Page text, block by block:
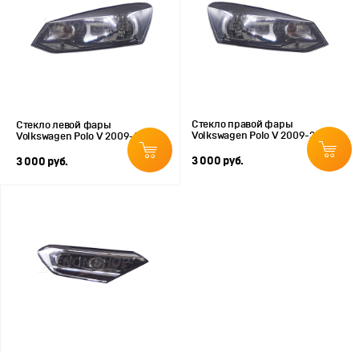
Стекло левой фары
Volkswagen Polo V 2009-2020
3 000 руб.
Стекло правой фары
Volkswagen Polo V 2009-2020
3 000 руб.